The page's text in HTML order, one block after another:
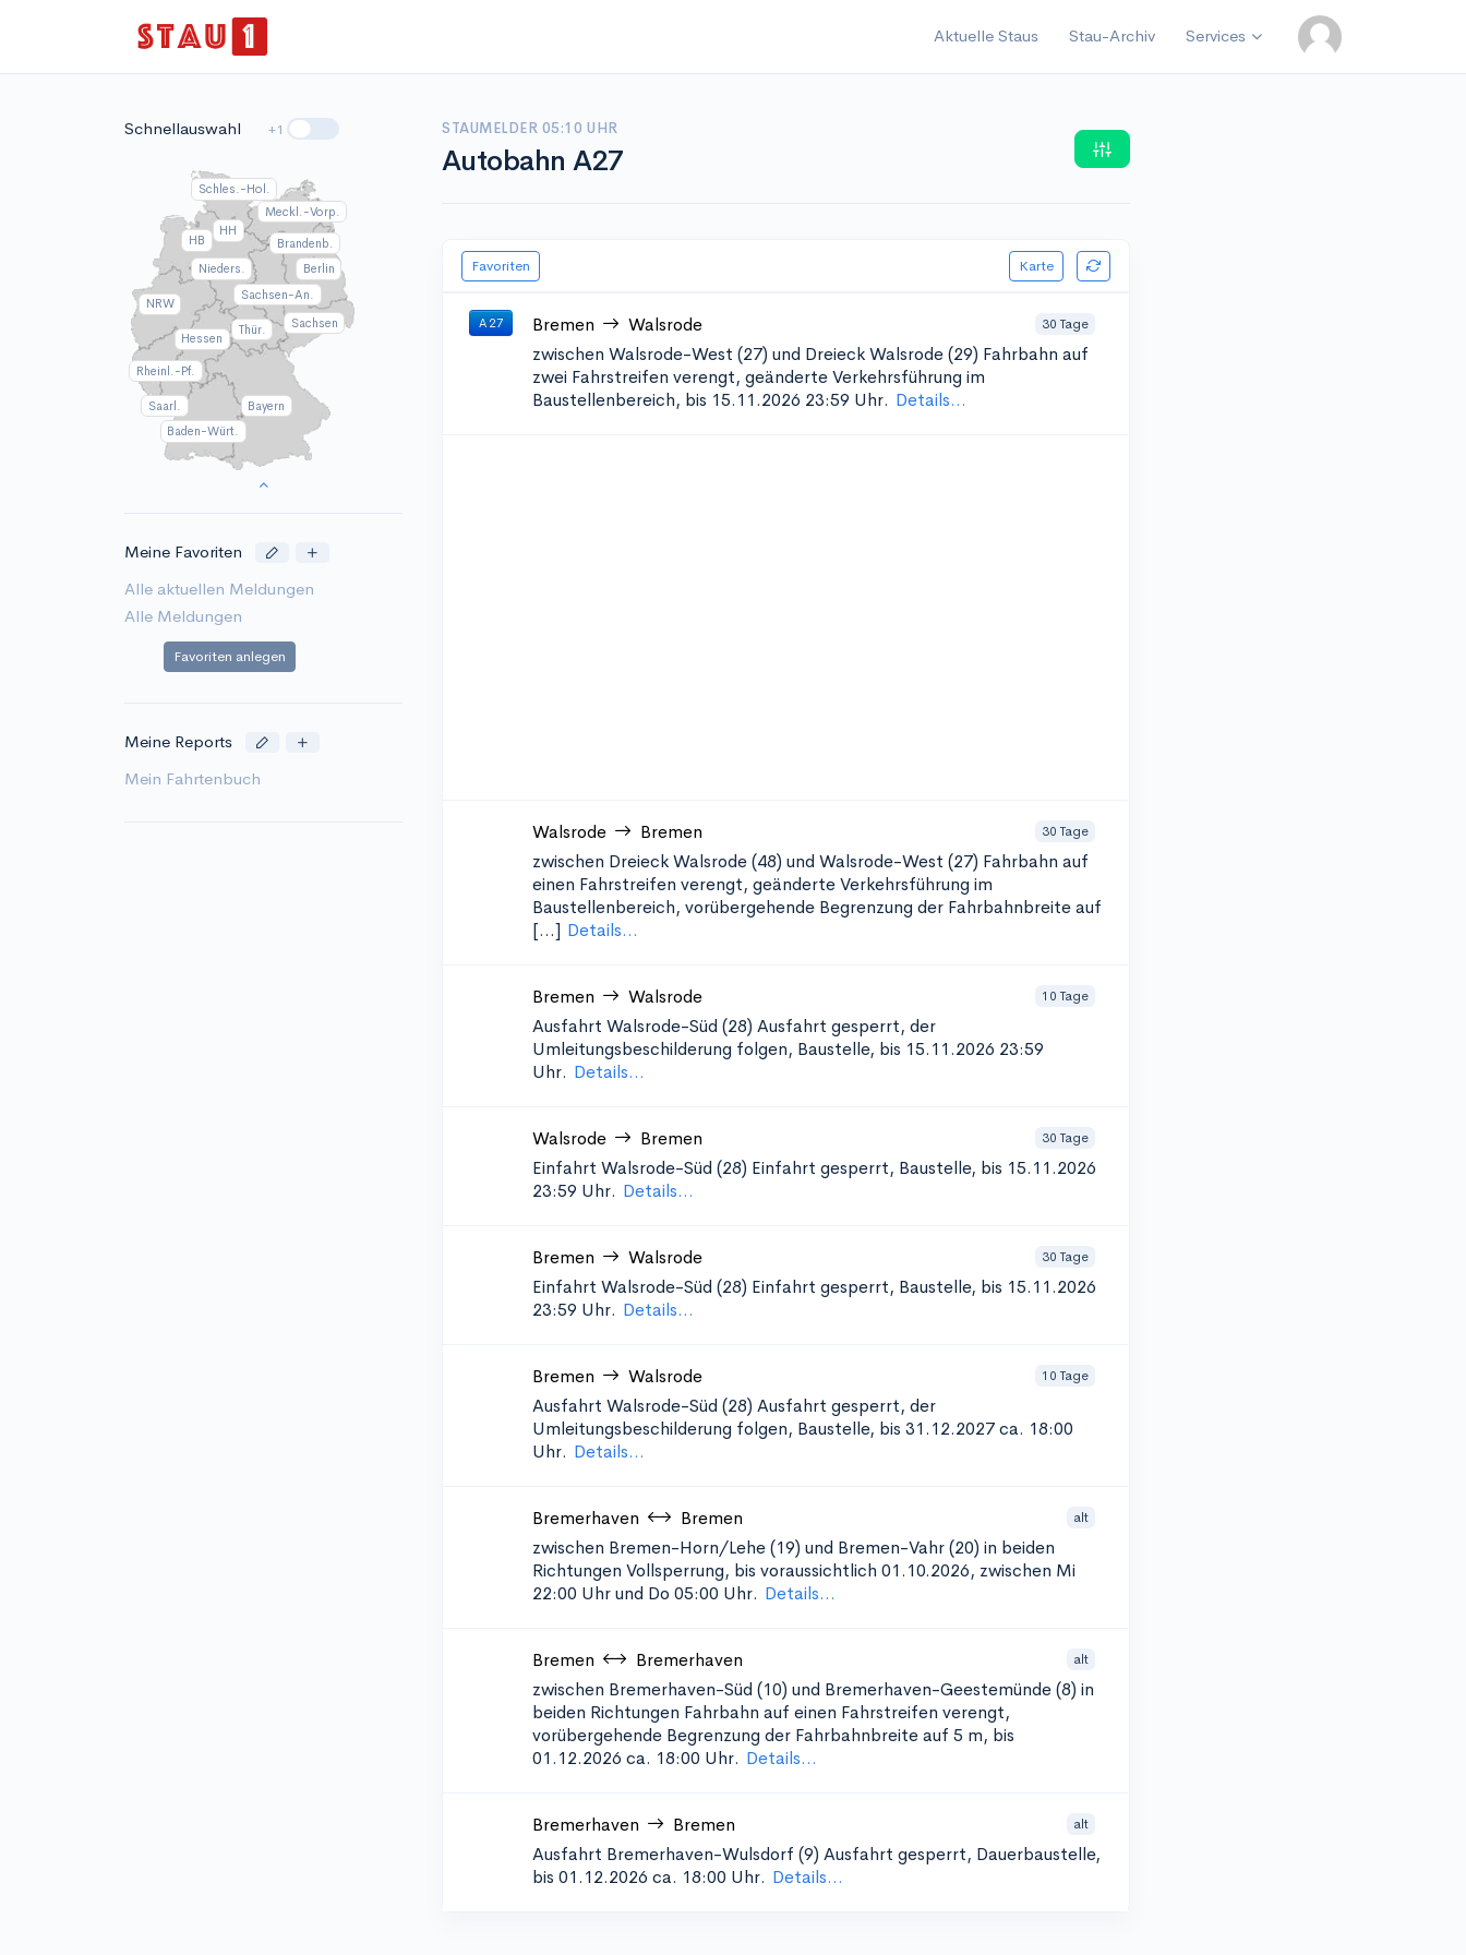
Aktuelle Staus Stau-Archiv Services
Schnellauswahl +1
Baden-Würt.
Bayern
Berlin
Brandenb.
HB
HH
Hessen
Meckl.-Vorp.
Nieders.
NRW
Rheinl.-Pf.
Saarl.
Sachsen-An.
Schles.-Hol.
Thür. Sachsen
Meine Favoriten
Alle aktuellen Meldungen
Alle Meldungen
Favoriten anlegen
Meine Reports
Mein Fahrtenbuch
STAUMELDER 05:10 UHR
Autobahn A27
Favoriten Karte
A 27 Bremen Walsrode 30 Tage
zwischen Walsrode-West (27) und Dreieck Walsrode (29) Fahrbahn auf
zwei Fahrstreifen verengt, geänderte Verkehrsführung im
Baustellenbereich, bis 15.11.2026 23:59 Uhr. Details...
Walsrode Bremen 30 Tage
zwischen Dreieck Walsrode (48) und Walsrode-West (27) Fahrbahn auf
einen Fahrstreifen verengt, geänderte Verkehrsführung im
Baustellenbereich, vorübergehende Begrenzung der Fahrbahnbreite auf
[...] Details...
Bremen Walsrode 10 Tage
Ausfahrt Walsrode-Süd (28) Ausfahrt gesperrt, der
Umleitungsbeschilderung folgen, Baustelle, bis 15.11.2026 23:59
Uhr. Details...
Walsrode Bremen 30 Tage
Einfahrt Walsrode-Süd (28) Einfahrt gesperrt, Baustelle, bis 15.11.2026
23:59 Uhr. Details...
Bremen Walsrode 30 Tage
Einfahrt Walsrode-Süd (28) Einfahrt gesperrt, Baustelle, bis 15.11.2026
23:59 Uhr. Details...
Bremen Walsrode 10 Tage
Ausfahrt Walsrode-Süd (28) Ausfahrt gesperrt, der
Umleitungsbeschilderung folgen, Baustelle, bis 31.12.2027 ca. 18:00
Uhr. Details...
Bremerhaven Bremen alt
zwischen Bremen-Horn/Lehe (19) und Bremen-Vahr (20) in beiden
Richtungen Vollsperrung, bis voraussichtlich 01.10.2026, zwischen Mi
22:00 Uhr und Do 05:00 Uhr. Details...
Bremen Bremerhaven alt
zwischen Bremerhaven-Süd (10) und Bremerhaven-Geestemünde (8) in
beiden Richtungen Fahrbahn auf einen Fahrstreifen verengt,
vorübergehende Begrenzung der Fahrbahnbreite auf 5 m, bis
01.12.2026 ca. 18:00 Uhr. Details...
Bremerhaven Bremen alt
Ausfahrt Bremerhaven-Wulsdorf (9) Ausfahrt gesperrt, Dauerbaustelle,
bis 01.12.2026 ca. 18:00 Uhr. Details...